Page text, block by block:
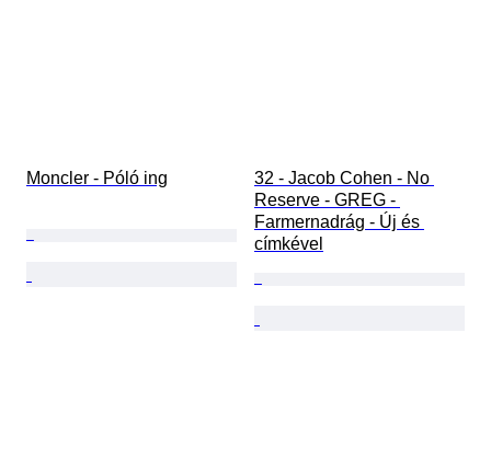
Moncler - Póló ing
32 - Jacob Cohen - No
Reserve - GREG -
Farmernadrág - Új és
címkével